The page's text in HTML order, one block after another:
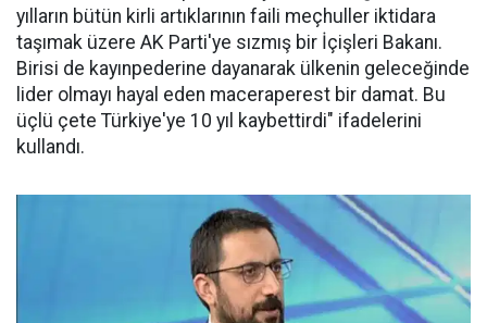
yılların bütün kirli artıklarının faili meçhuller iktidara
taşımak üzere AK Parti'ye sızmış bir İçişleri Bakanı.
Birisi de kayınpederine dayanarak ülkenin geleceğinde
lider olmayı hayal eden maceraperest bir damat. Bu
üçlü çete Türkiye'ye 10 yıl kaybettirdi" ifadelerini
kullandı.